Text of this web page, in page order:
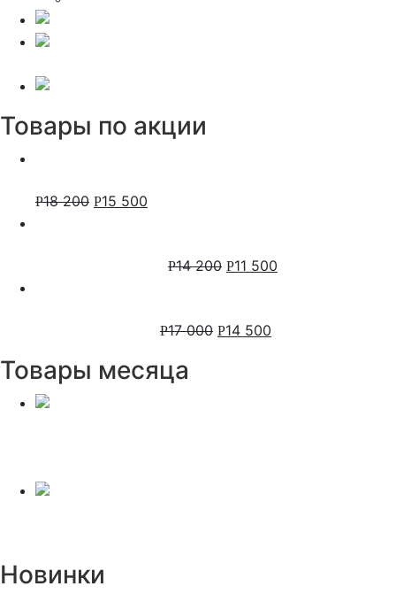
Товары по акции
Р18 200 Р15 500
Р14 200 Р11 500
Р17 000 Р14 500
Товары месяца
Новинки